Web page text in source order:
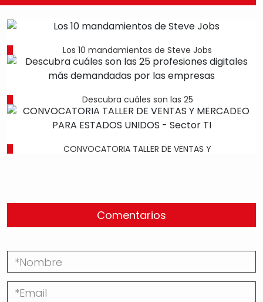
Los 10 mandamientos de Steve Jobs
Descubra cuáles son las 25
CONVOCATORIA TALLER DE VENTAS Y
Comentarios